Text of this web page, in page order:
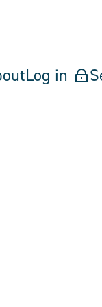
Log in